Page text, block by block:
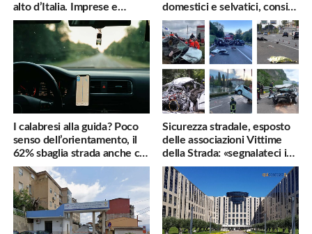
alto d’Italia. Imprese e
famiglie penalizzate
domestici e selvatici, consigli
utili
I calabresi alla guida? Poco
senso dell’orientamento, il
62% sbaglia strada anche col
navigatore
Sicurezza stradale, esposto
delle associazioni Vittime
della Strada: «segnalateci i
pericoli, interverremo
subito»